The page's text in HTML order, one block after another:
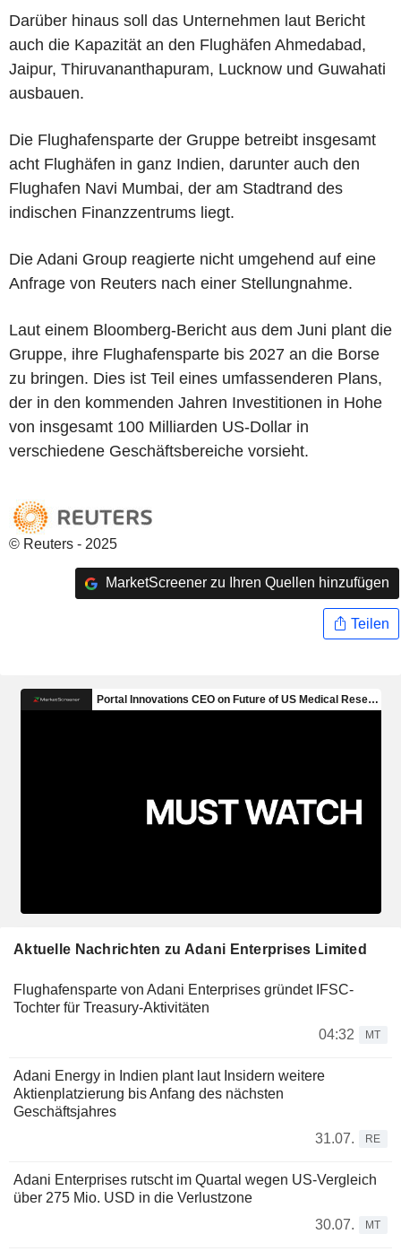
Darüber hinaus soll das Unternehmen laut Bericht
auch die Kapazität an den Flughäfen Ahmedabad,
Jaipur, Thiruvananthapuram, Lucknow und Guwahati
ausbauen.
Die Flughafensparte der Gruppe betreibt insgesamt
acht Flughäfen in ganz Indien, darunter auch den
Flughafen Navi Mumbai, der am Stadtrand des
indischen Finanzzentrums liegt.
Die Adani Group reagierte nicht umgehend auf eine
Anfrage von Reuters nach einer Stellungnahme.
Laut einem Bloomberg-Bericht aus dem Juni plant die
Gruppe, ihre Flughafensparte bis 2027 an die Borse
zu bringen. Dies ist Teil eines umfassenderen Plans,
der in den kommenden Jahren Investitionen in Hohe
von insgesamt 100 Milliarden US-Dollar in
verschiedene Geschäftsbereiche vorsieht.
© Reuters - 2025
MarketScreener zu Ihren Quellen hinzufügen
Teilen
Aktuelle Nachrichten zu Adani Enterprises Limited
Flughafensparte von Adani Enterprises gründet IFSC-
Tochter für Treasury-Aktivitäten
04:32
MT
Adani Energy in Indien plant laut Insidern weitere
Aktienplatzierung bis Anfang des nächsten
Geschäftsjahres
31.07.
RE
Adani Enterprises rutscht im Quartal wegen US-Vergleich
über 275 Mio. USD in die Verlustzone
30.07.
MT